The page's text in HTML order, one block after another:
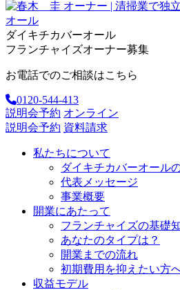
ダイキチカバーオール
フランチャイズオーナー募集
お電話でのご相談はこちら
0120-544-413
説明会予約 オンライン
説明会予約 資料請求
私たちについて
ダイキチカバーオール
代表メッセージ
事業概要
開業にあたって
フランチャイズの基礎
あなたのタイプは？
開業までの流れ
初期費用を抑えたい方
収益モデル